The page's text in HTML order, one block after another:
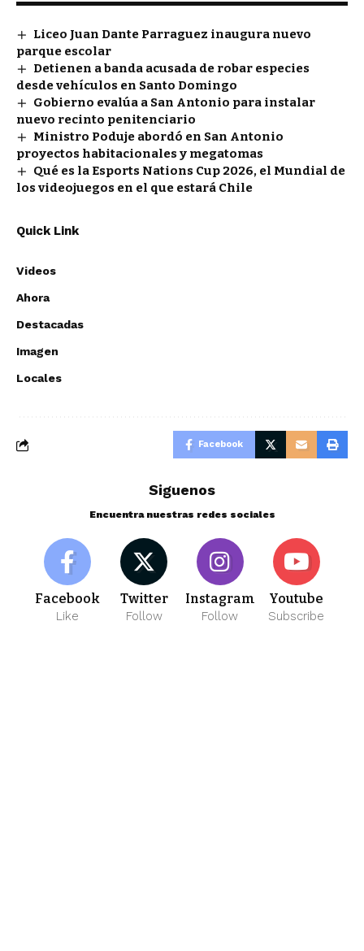
Liceo Juan Dante Parraguez inaugura nuevo
parque escolar
Detienen a banda acusada de robar especies
desde vehículos en Santo Domingo
Gobierno evalúa a San Antonio para instalar
nuevo recinto penitenciario
Ministro Poduje abordó en San Antonio
proyectos habitacionales y megatomas
Qué es la Esports Nations Cup 2026, el Mundial de
los videojuegos en el que estará Chile
Quick Link
Videos
Ahora
Destacadas
Imagen
Locales
Facebook
Siguenos
Encuentra nuestras redes sociales
Facebook
Like
Twitter
Follow
Instagram
Follow
Youtube
Subscribe